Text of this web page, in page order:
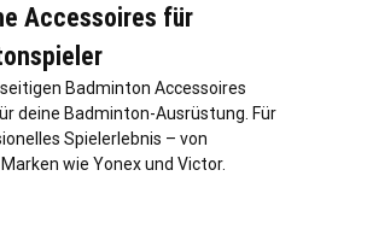
Accessoires für
Badminton Accessoires
deine Badminton-Ausrüstung. Für
Spielerlebnis – von
wie Yonex und Victor.